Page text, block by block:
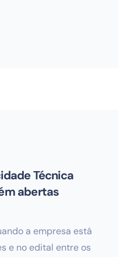
Técnica
abertas
a empresa está
e no edital entre os